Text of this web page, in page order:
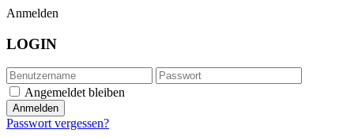
Anmelden
LOGIN
Angemeldet bleiben
Passwort vergessen?